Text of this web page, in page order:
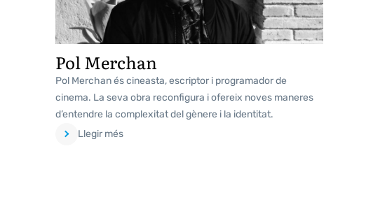
Pol Merchan
Pol Merchan és cineasta, escriptor i programador de
cinema. La seva obra reconfigura i ofereix noves maneres
d’entendre la complexitat del gènere i la identitat.
Llegir més